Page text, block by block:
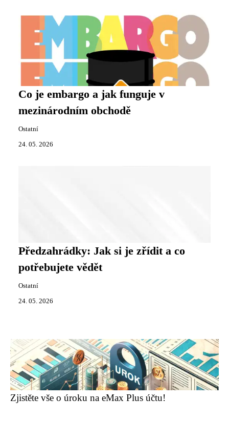
Co je embargo a jak funguje v
mezinárodním obchodě
Ostatní
24. 05. 2026
Předzahrádky: Jak si je zřídit a co
potřebujete vědět
Ostatní
24. 05. 2026
Zjistěte vše o úroku na eMax Plus účtu!